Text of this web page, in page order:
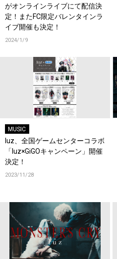
がオンラインライブにて配信決
定！またFC限定バレンタインラ
イブ開催も決定！
2024/1/9
MUSIC
luz、全国ゲームセンターコラボ
「luz×GiGOキャンペーン」開催
決定！
2023/11/28